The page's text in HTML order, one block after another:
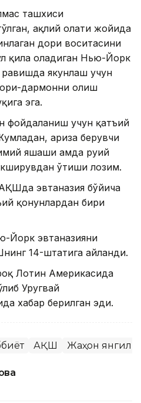
ташхиси
ақлий ҳолати жойида
дори воситасини
қила оладиган Нью-Йорк
равишда якунлаш учун
дармонни олиш
эга.
фойдаланиш учун қатъий
ариза берувчи
яшаши ҳамда руҳий
ўтиши лозим.
эвтаназия бўйича
қонунлардан бири
Йорк эвтаназияни
14-штатига айланди.
Лотин Америкасида
Уругвай
хабар берилган эди.
АҚШ Жаҳон